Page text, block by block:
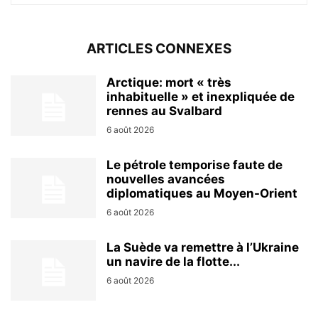
ARTICLES CONNEXES
Arctique: mort « très
inhabituelle » et inexpliquée de
rennes au Svalbard
6 août 2026
Le pétrole temporise faute de
nouvelles avancées
diplomatiques au Moyen-Orient
6 août 2026
La Suède va remettre à l’Ukraine
un navire de la flotte...
6 août 2026